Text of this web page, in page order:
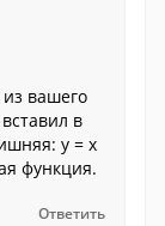
вашего
в
y = x
функция.
Ответить